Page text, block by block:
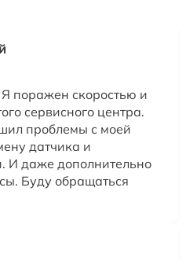
поражен скоростью и
сервисного центра.
проблемы с моей
датчика и
И даже дополнительно
Буду обращаться